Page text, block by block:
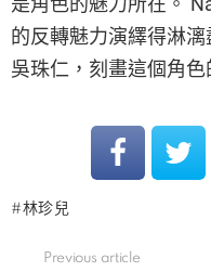
的反轉魅力演繹得淋
吳珠仁，刻畫這個角色
林珍兒
Previous article